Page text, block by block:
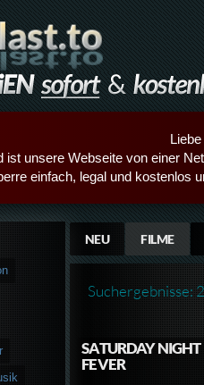
ist unsere Webseite von einer
einfach, legal und kostenlos
NEU FILME
Suchergebnisse:
SATURDAY NIGHT
FEVER